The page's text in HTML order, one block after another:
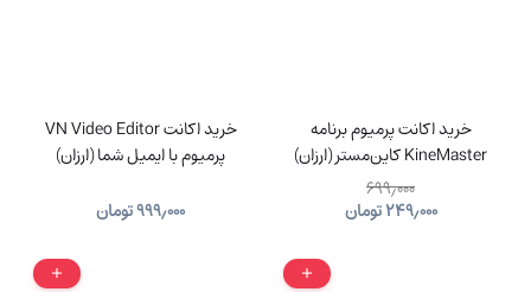
خرید اکانت پرمیوم برنامه
KineMaster کاین‌مستر (ارزان)
۶۹۹٫۰۰۰
۲۴۹٫۰۰۰تومان
خرید اکانت VN Video Editor
پرمیوم با ایمیل شما (ارزان)
۹۹۹٫۰۰۰تومان